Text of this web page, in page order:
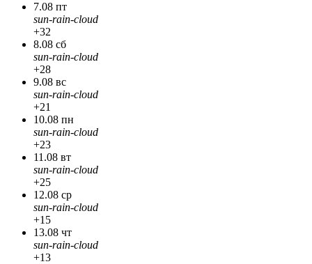
7.08 пт
sun-rain-cloud
+32
8.08 сб
sun-rain-cloud
+28
9.08 вс
sun-rain-cloud
+21
10.08 пн
sun-rain-cloud
+23
11.08 вт
sun-rain-cloud
+25
12.08 ср
sun-rain-cloud
+15
13.08 чт
sun-rain-cloud
+13